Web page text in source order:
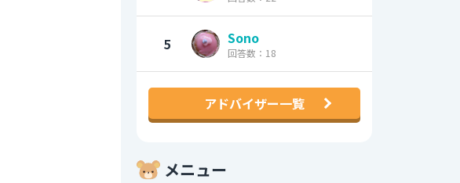
5 Sono
回答数：18
アドバイザー一覧
メニュー